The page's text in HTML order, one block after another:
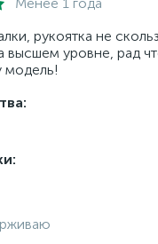
рукоятка не
высшем уровне, рад
модель!